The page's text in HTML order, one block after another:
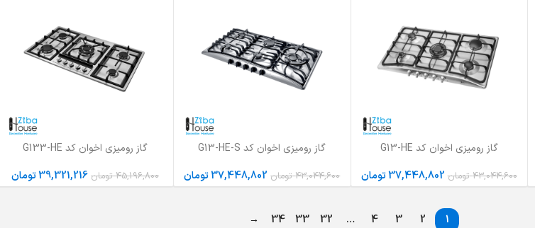
افزودن به سبد خرید
گاز رومیزی اخوان کد G13-HE
43,044,600 تومان 37,448,802تومان
افزودن به سبد خرید
گاز رومیزی اخوان کد G13-HE-S
43,044,600 تومان 37,448,802تومان
افزودن به سبد خرید
گاز رومیزی اخوان کد G133-HE
45,196,800 تومان 39,321,216تومان
1
2
3
4
…
32
33
34
→